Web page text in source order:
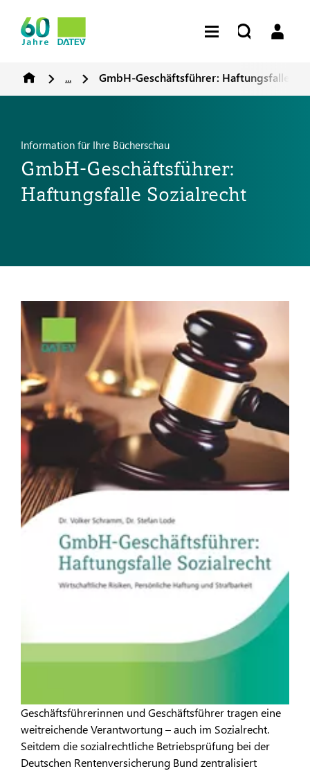
... GmbH-Geschäftsführer: Haftungsfalle
Information für Ihre Bücherschau
GmbH-Geschäftsführer:
Haftungsfalle Sozialrecht
Geschäftsführerinnen und Geschäftsführer tragen eine
weitreichende Verantwortung – auch im Sozialrecht.
Seitdem die sozialrechtliche Betriebsprüfung bei der
Deutschen Rentenversicherung Bund zentralisiert